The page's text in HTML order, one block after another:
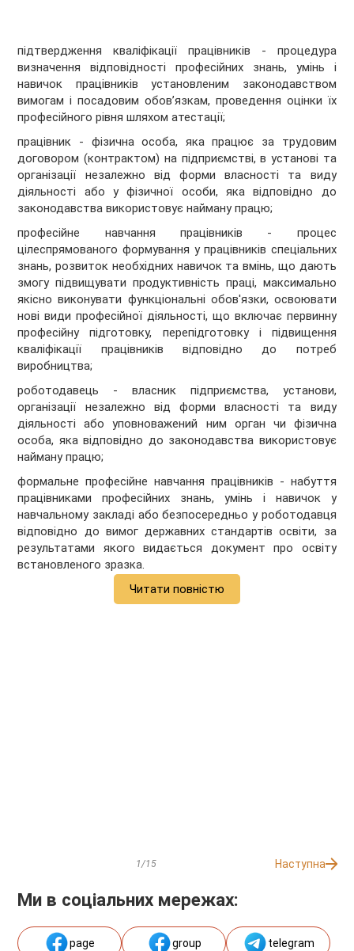
підтвердження кваліфікації працівників - процедура
визначення відповідності професійних знань, умінь і
навичок працівників установленим законодавством
вимогам і посадовим обов’язкам, проведення оцінки їх
професійного рівня шляхом атестації;
працівник - фізична особа, яка працює за трудовим
договором (контрактом) на підприємстві, в установі та
організації незалежно від форми власності та виду
діяльності або у фізичної особи, яка відповідно до
законодавства використовує найману працю;
професійне навчання працівників - процес
цілеспрямованого формування у працівників спеціальних
знань, розвиток необхідних навичок та вмінь, що дають
змогу підвищувати продуктивність праці, максимально
якісно виконувати функціональні обов'язки, освоювати
нові види професійної діяльності, що включає первинну
професійну підготовку, перепідготовку і підвищення
кваліфікації працівників відповідно до потреб
виробництва;
роботодавець - власник підприємства, установи,
організації незалежно від форми власності та виду
діяльності або уповноважений ним орган чи фізична
особа, яка відповідно до законодавства використовує
найману працю;
формальне професійне навчання працівників - набуття
працівниками професійних знань, умінь і навичок у
навчальному закладі або безпосередньо у роботодавця
відповідно до вимог державних стандартів освіти, за
результатами якого видається документ про освіту
встановленого зразка.
Читати повністю
1/15 Наступна
Ми в соціальних мережах:
page group telegram